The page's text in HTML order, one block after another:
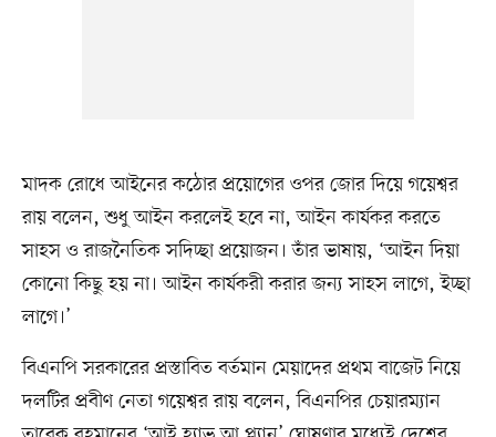
মাদক রোধে আইনের কঠোর প্রয়োগের ওপর জোর দিয়ে গয়েশ্বর
রায় বলেন, শুধু আইন করলেই হবে না, আইন কার্যকর করতে
সাহস ও রাজনৈতিক সদিচ্ছা প্রয়োজন। তাঁর ভাষায়, ‘আইন দিয়া
কোনো কিছু হয় না। আইন কার্যকরী করার জন্য সাহস লাগে, ইচ্ছা
লাগে।’
বিএনপি সরকারের প্রস্তাবিত বর্তমান মেয়াদের প্রথম বাজেট নিয়ে
দলটির প্রবীণ নেতা গয়েশ্বর রায় বলেন, বিএনপির চেয়ারম্যান